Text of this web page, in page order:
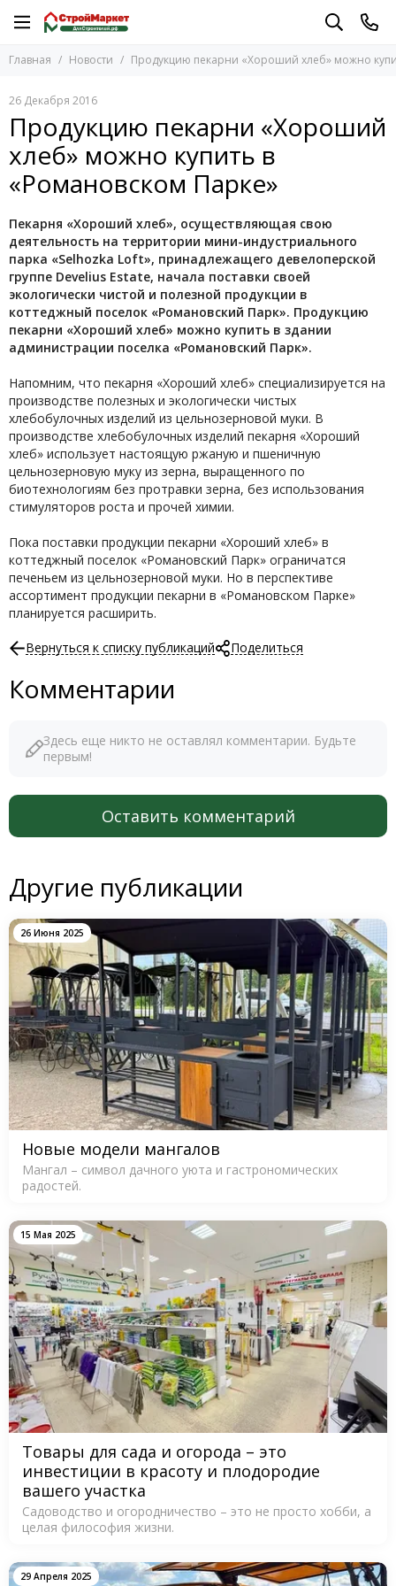
Главная Новости Продукцию пекарни «Хороший хлеб» можно
26 Декабря 2016
Продукцию пекарни «Хороший
хлеб» можно купить в
«Романовском Парке»
Пекарня «Хороший хлеб», осуществляющая свою
деятельность на территории мини-индустриального
парка «Selhozka Loft», принадлежащего девелоперской
группе Develius Estate, начала поставки своей
экологически чистой и полезной продукции в
коттеджный поселок «Романовский Парк». Продукцию
пекарни «Хороший хлеб» можно купить в здании
администрации поселка «Романовский Парк».
Напомним, что пекарня «Хороший хлеб» специализируется на
производстве полезных и экологически чистых
хлебобулочных изделий из цельнозерновой муки. В
производстве хлебобулочных изделий пекарня «Хороший
хлеб» использует настоящую ржаную и пшеничную
цельнозерновую муку из зерна, выращенного по
биотехнологиям без протравки зерна, без использования
стимуляторов роста и прочей химии.
Пока поставки продукции пекарни «Хороший хлеб» в
коттеджный поселок «Романовский Парк» ограничатся
печеньем из цельнозерновой муки. Но в перспективе
ассортимент продукции пекарни в «Романовском Парке»
планируется расширить.
Вернуться к списку публикаций Поделиться
Комментарии
Здесь еще никто не оставлял комментарии. Будьте
первым!
Оставить комментарий
Другие публикации
26 Июня 2025
Новые модели мангалов
Мангал – символ дачного уюта и гастрономических
радостей.
15 Мая 2025
Товары для сада и огорода – это
инвестиции в красоту и плодородие
вашего участка
Садоводство и огородничество – это не просто хобби, а
целая философия жизни.
29 Апреля 2025